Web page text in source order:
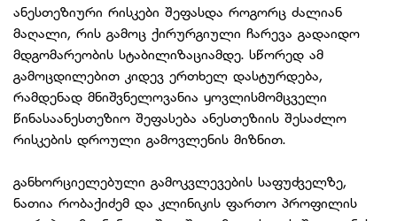
ანესთეზიური რისკები შეფასდა როგორც ძალიან
მაღალი, რის გამოც ქირურგიული ჩარევა გადაიდო
მდგომარეობის სტაბილიზაციამდე. სწორედ ამ
გამოცდილებით კიდევ ერთხელ დასტურდება,
რამდენად მნიშვნელოვანია ყოვლისმომცველი
წინასაანესთეზიო შეფასება ანესთეზიის შესაძლო
რისკების დროული გამოვლენის მიზნით.
განხორციელებული გამოკვლევების საფუძველზე,
ნათია რობაქიძემ და კლინიკის ფართო პროფილის